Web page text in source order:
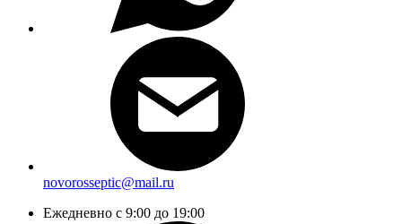
novorosseptic@mail.ru
Ежедневно с 9:00 до 19:00